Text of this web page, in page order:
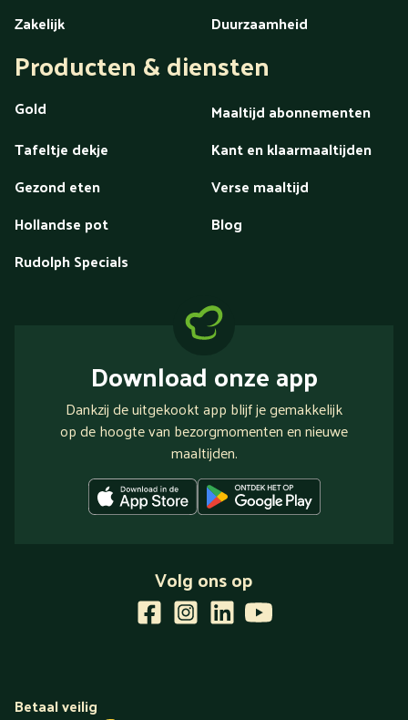
Zakelijk
Duurzaamheid
Producten & diensten
Gold
Maaltijd abonnementen
Tafeltje dekje
Kant en klaarmaaltijden
Gezond eten
Verse maaltijd
Hollandse pot
Blog
Rudolph Specials
Download onze app
Dankzij de uitgekookt app blijf je gemakkelijk
op de hoogte van bezorgmomenten en nieuwe
maaltijden.
Volg ons op
Betaal veilig